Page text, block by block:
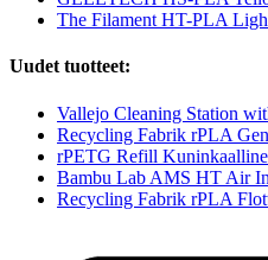
The Filament HT-PLA
Uudet tuotteet:
Vallejo Cleaning Station
Recycling Fabrik rPLA
rPETG Refill
Bambu Lab AMS HT Air
Recycling Fabrik rPLA